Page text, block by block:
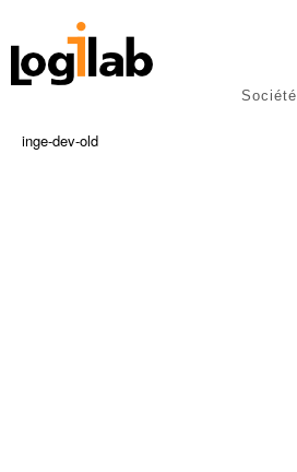
Société
inge-dev-old